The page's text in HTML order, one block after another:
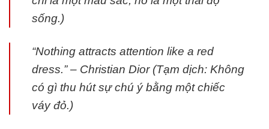
sống.)
“Nothing attracts attention like a red
dress.” – Christian Dior (Tạm dịch: Không
có gì thu hút sự chú ý bằng một chiếc
váy đỏ.)